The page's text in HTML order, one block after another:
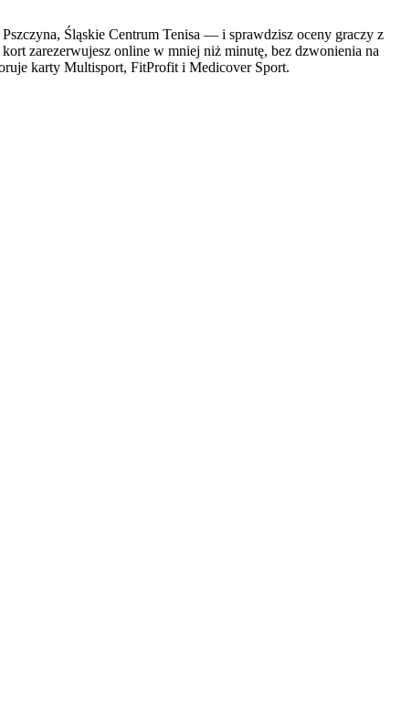
Śląskie Centrum Tenisa — i sprawdzisz oceny graczy z
zarezerwujesz online w mniej niż minutę, bez dzwonienia na
karty Multisport, FitProfit i Medicover Sport.